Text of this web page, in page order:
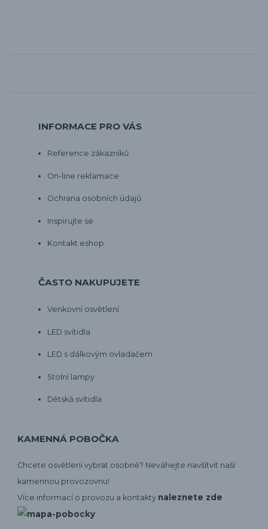
INFORMACE PRO VÁS
Reference zákazníků
On-line reklamace
Ochrana osobních údajů
Inspirujte se
Kontakt eshop
ČASTO NAKUPUJETE
Venkovní osvětlení
LED svítidla
LED s dálkovým ovladačem
Stolní lampy
Dětská svítidla
KAMENNÁ POBOČKA
Chcete osvětlení vybrat osobně? Neváhejte navšítvit naší
kamennou provozovnu!
Více informací o provozu a kontakty naleznete zde